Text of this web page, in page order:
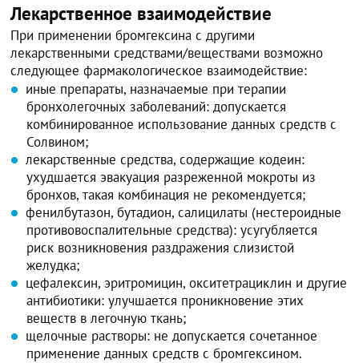
Лекарственное взаимодействие
При применении бромгексина с другими
лекарственными средствами/веществами возможно
следующее фармакологическое взаимодействие:
иные препараты, назначаемые при терапии
бронхолегочных заболеваний: допускается
комбинированное использование данных средств с
Солвином;
лекарственные средства, содержащие кодеин:
ухудшается эвакуация разреженной мокроты из
бронхов, такая комбинация не рекомендуется;
фенилбутазон, бутадион, салицилаты (нестероидные
противовоспалительные средства): усугубляется
риск возникновения раздражения слизистой
желудка;
цефалексин, эритромицин, окситетрациклин и другие
антибиотики: улучшается проникновение этих
веществ в легочную ткань;
щелочные растворы: не допускается сочетанное
применение данных средств с бромгексином.